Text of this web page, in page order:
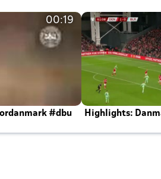
00:19
#dbu
Highlights: